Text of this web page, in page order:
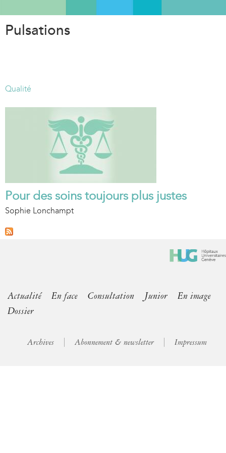
Pulsations
Qualité
Pour des soins toujours plus justes
Sophie Lonchampt
Actualité En face Consultation Junior
En image
Dossier
Archives Abonnement & newsletter Impressum